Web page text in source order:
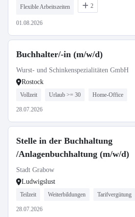
Flexible Arbeitszeiten 2
01.08.2026
Buchhalter/-in (m/w/d)
Wurst- und Schinkenspezialitäten GmbH
Rostock
Vollzeit Urlaub >= 30 Home-Office
28.07.2026
Stelle in der Buchhaltung
/Anlagenbuchhaltung (m/w/d)
Stadt Grabow
Ludwigslust
Teilzeit Weiterbildungen Tarifvergütung
28.07.2026